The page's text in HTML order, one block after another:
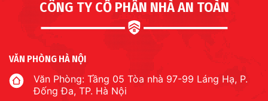
CÔNG TY CỔ PHẦN NHÀ AN TOÀN
VĂN PHÒNG HÀ NỘI
Văn Phòng: Tầng 05 Tòa nhà 97-99 Láng Hạ, P.
Đống Đa, TP. Hà Nội